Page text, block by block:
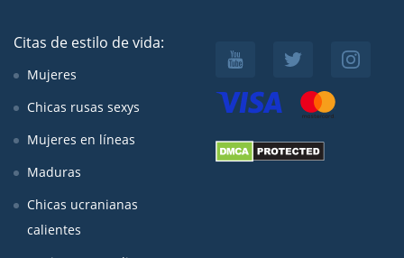
Citas de estilo de vida:
Mujeres
Chicas rusas sexys
Mujeres en líneas
Maduras
Chicas ucranianas
calientes